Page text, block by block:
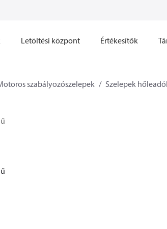
Letöltési központ Értékesítők
szabályozószelepek Szelepek